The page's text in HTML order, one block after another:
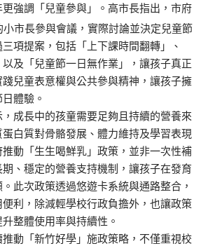
強調「兒童參與」。高市長指出，市府
市長參與會議，實際討論並決定兒童節
項提案，包括「上下課時間翻轉」、
以及「兒童節一日無作業」，讓孩子真正
兒童表意權與公共參與精神，讓孩子擁
體驗。
成長中的孩童需要足夠且持續的營養來
白質對骨骼發展、體力維持及學習表現
動「生生喝鮮乳」政策，並非一次性補
、穩定的營養支持機制，讓孩子在發育
此次政策透過悠遊卡系統與通路整合，
利，除減輕學校行政負擔外，也讓政策
整體使用率與持續性。
動「新竹好學」施政策略，不僅重視校